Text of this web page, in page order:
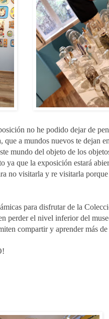
no he podido dejar de
que a mundos nuevos te dejan
mundo del objeto de los
ya que la exposición estará
no visitarla y re visitarla porque
para disfrutar de la
perder el nivel inferior del
compartir y aprender más